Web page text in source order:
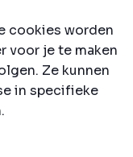
cookies worden
voor je te maken
Ze kunnen
in specifieke